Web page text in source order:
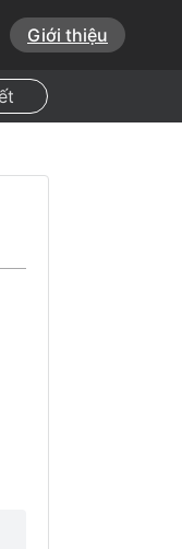
Giới thiệu